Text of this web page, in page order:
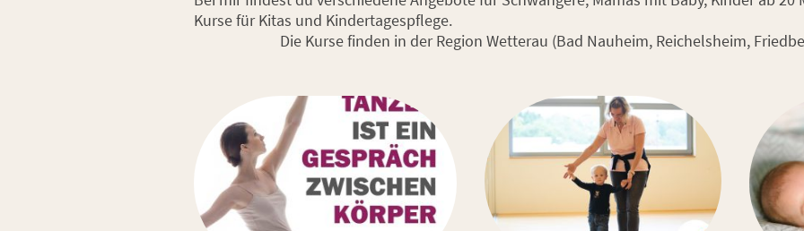
Kurse für Kitas und
Die Kurse finden in der Region Wetterau (Bad Nauheim, Reichelsheim,